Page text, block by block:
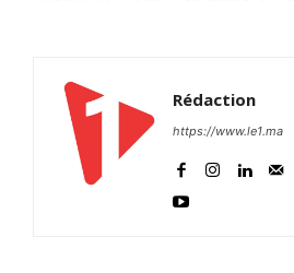
Rédaction
https://www.le1.ma